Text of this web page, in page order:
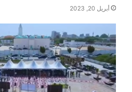
أبريل 20, 2023